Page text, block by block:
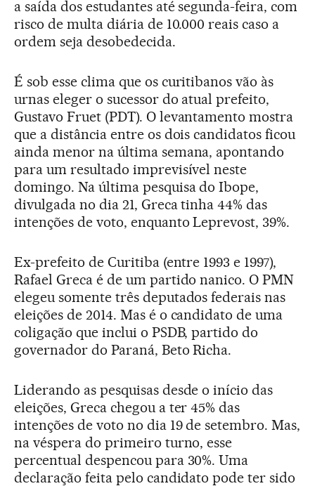
a saída dos estudantes até segunda-feira, com
risco de multa diária de 10.000 reais caso a
ordem seja desobedecida.
É sob esse clima que os curitibanos vão às
urnas eleger o sucessor do atual prefeito,
Gustavo Fruet (PDT). O levantamento mostra
que a distância entre os dois candidatos ficou
ainda menor na última semana, apontando
para um resultado imprevisível neste
domingo. Na última pesquisa do Ibope,
divulgada no dia 21, Greca tinha 44% das
intenções de voto, enquanto Leprevost, 39%.
Ex-prefeito de Curitiba (entre 1993 e 1997),
Rafael Greca é de um partido nanico. O PMN
elegeu somente três deputados federais nas
eleições de 2014. Mas é o candidato de uma
coligação que inclui o PSDB, partido do
governador do Paraná, Beto Richa.
Liderando as pesquisas desde o início das
eleições, Greca chegou a ter 45% das
intenções de voto no dia 19 de setembro. Mas,
na véspera do primeiro turno, esse
percentual despencou para 30%. Uma
declaração feita pelo candidato pode ter sido